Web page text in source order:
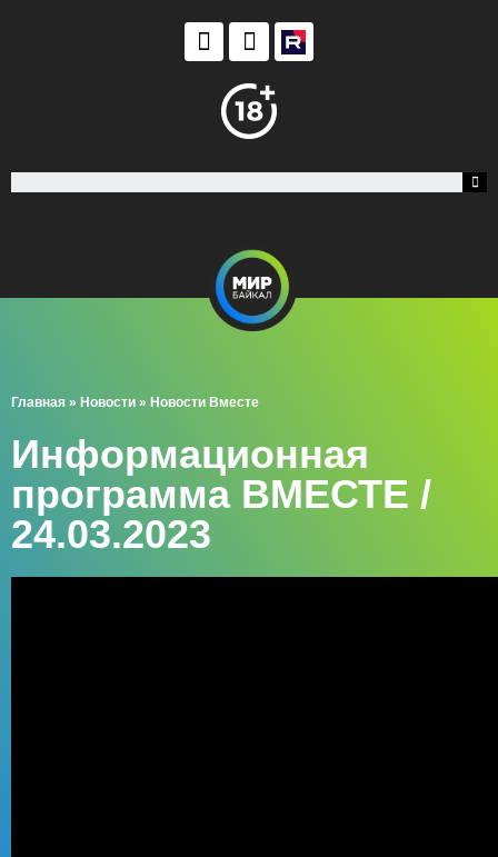
Главная » Новости » Новости Вместе
Информационная
программа ВМЕСТЕ /
24.03.2023